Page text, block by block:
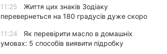
11:25
Життя цих знаків Зодіаку
перевернеться на 180 градусів дуже скоро
11:24
Як перевірити масло в домашніх
умовах: 5 способів виявити підробку